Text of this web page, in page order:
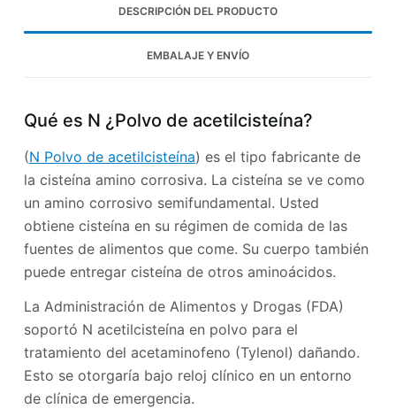
DESCRIPCIÓN DEL PRODUCTO
EMBALAJE Y ENVÍO
Qué es N ¿Polvo de acetilcisteína?
(N Polvo de acetilcisteína) es el tipo fabricante de
la cisteína amino corrosiva. La cisteína se ve como
un amino corrosivo semifundamental. Usted
obtiene cisteína en su régimen de comida de las
fuentes de alimentos que come. Su cuerpo también
puede entregar cisteína de otros aminoácidos.
La Administración de Alimentos y Drogas (FDA)
soportó N acetilcisteína en polvo para el
tratamiento del acetaminofeno (Tylenol) dañando.
Esto se otorgaría bajo reloj clínico en un entorno
de clínica de emergencia.